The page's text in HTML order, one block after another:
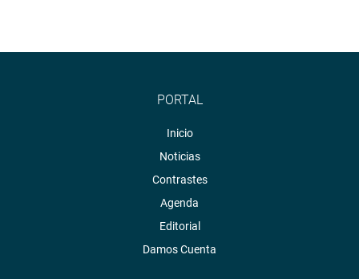
PORTAL
Inicio
Noticias
Contrastes
Agenda
Editorial
Damos Cuenta